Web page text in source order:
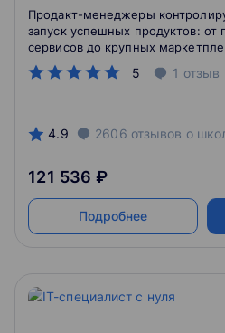
5 1 отзыв
Продакт-менеджеры
запуск успешных продуктов: от
сервисов до крупных
4.9 2606 отзывов о
121 536 ₽
Подробнее